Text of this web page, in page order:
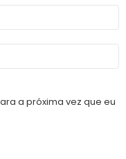
a próxima vez que eu